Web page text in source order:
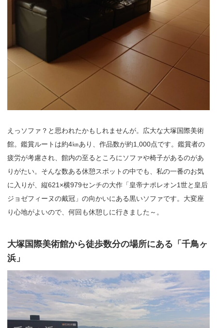
えっソファ？と思われたかもしれませんが。広大な大塚国際美術
館。鑑賞ルートは約4㎞あり、作品数が約1,000点です。鑑賞者の
疲労が考慮され、館内の至るところにソファや椅子があるのがあ
りがたい。そんな数ある休憩スポットの中でも、私の一番のお気
に入りが、縦621×横979センチの大作「皇帝ナポレオン1世と皇后
ジョゼフィーヌの戴冠」の向かいにある黒いソファです。大変座
り心地がよいので、何回も休憩しに行きました～。
大塚国際美術館から徒歩数分の場所にある「千鳥ヶ
浜」